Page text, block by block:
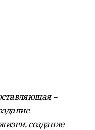
–
cоздание